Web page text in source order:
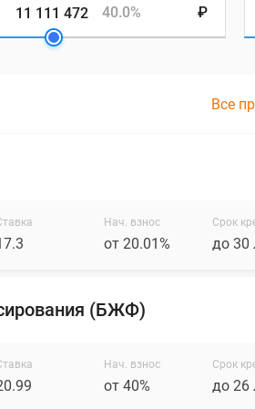
₽
40.0%
Все
Нач. взнос
от 20.01%
Срок
до 30
(БЖФ)
Нач. взнос
от 40%
Срок
до 26